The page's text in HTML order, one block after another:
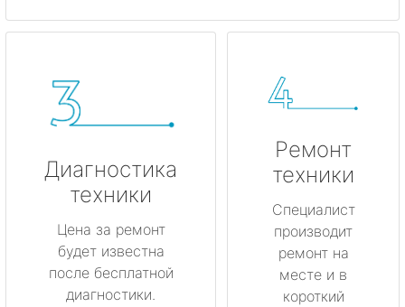
Диагностика
техники
Цена за ремонт
будет известна
после бесплатной
диагностики.
Ремонт
техники
Специалист
производит
ремонт на
месте и в
короткий